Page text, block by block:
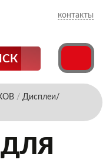
контакты
/ Дисплеи/